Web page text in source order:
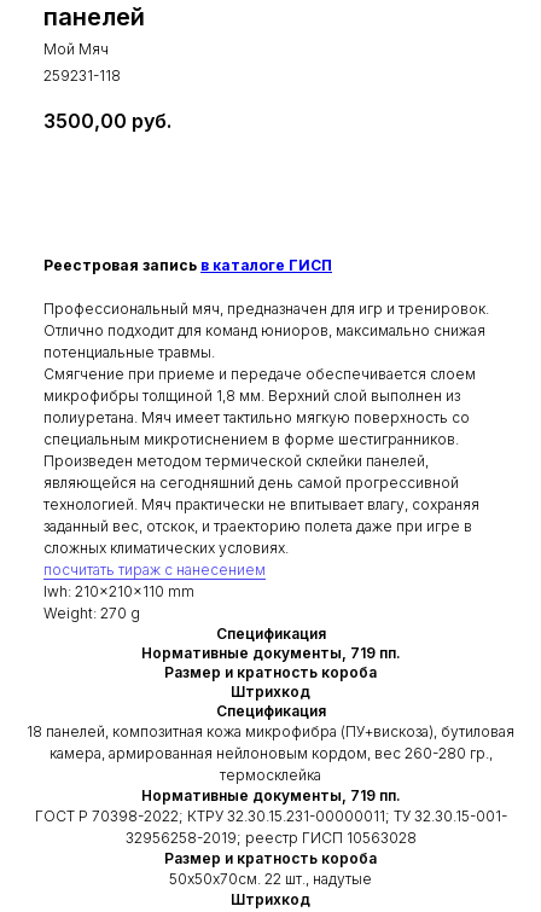
панелей
Мой Мяч
259231-118
3500,00 руб.
Реестровая запись в каталоге ГИСП
Профессиональный мяч, предназначен для игр и тренировок.
Отлично подходит для команд юниоров, максимально снижая
потенциальные травмы.
Смягчение при приеме и передаче обеспечивается слоем
микрофибры толщиной 1,8 мм. Верхний слой выполнен из
полиуретана. Мяч имеет тактильно мягкую поверхность со
специальным микротиснением в форме шестигранников.
Произведен методом термической склейки панелей,
являющейся на сегодняшний день самой прогрессивной
технологией. Мяч практически не впитывает влагу, сохраняя
заданный вес, отскок, и траекторию полета даже при игре в
сложных климатических условиях.
посчитать тираж с нанесением
lwh: 210x210x110 mm
Weight: 270 g
Спецификация
Нормативные документы, 719 пп.
Размер и кратность короба
Штрихкод
Спецификация
18 панелей, композитная кожа микрофибра (ПУ+вискоза), бутиловая
камера, армированная нейлоновым кордом, вес 260-280 гр.,
термосклейка
Нормативные документы, 719 пп.
ГОСТ Р 70398-2022; КТРУ 32.30.15.231-00000011; ТУ 32.30.15-001-
32956258-2019; реестр ГИСП 10563028
Размер и кратность короба
50х50х70см. 22 шт., надутые
Штрихкод
ЗАПОЛНИТЕФОРМУ,
ЧТОБЫ ПОЛУЧИТЬ